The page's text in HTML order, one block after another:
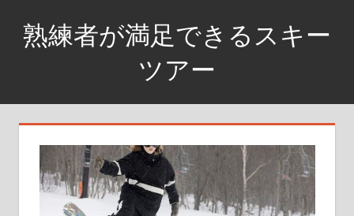
ツ
熟練者が満足できるスキー
ツアー
満
足